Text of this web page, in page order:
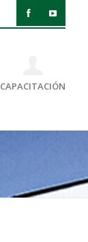
CAPACITACIÓN